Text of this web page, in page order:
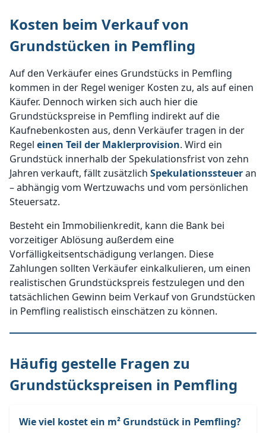
Kosten beim Verkauf von
Grundstücken in Pemfling
Auf den Verkäufer eines Grundstücks in Pemfling
kommen in der Regel weniger Kosten zu, als auf einen
Käufer. Dennoch wirken sich auch hier die
Grundstückspreise in Pemfling indirekt auf die
Kaufnebenkosten aus, denn Verkäufer tragen in der
Regel einen Teil der Maklerprovision. Wird ein
Grundstück innerhalb der Spekulationsfrist von zehn
Jahren verkauft, fällt zusätzlich Spekulationssteueran
– abhängig vom Wertzuwachs und vom persönlichen
Steuersatz.
Besteht ein Immobilienkredit, kann die Bank bei
vorzeitiger Ablösung außerdem eine
Vorfälligkeitsentschädigung verlangen. Diese
Zahlungen sollten Verkäufer einkalkulieren, um einen
realistischen Grundstückspreis festzulegen und den
tatsächlichen Gewinn beim Verkauf von Grundstücken
in Pemfling realistisch einschätzen zu können.
Häufig gestelle Fragen zu
Grundstückspreisen in Pemfling
Wie viel kostet ein m² Grundstück in Pemfling?